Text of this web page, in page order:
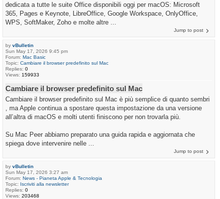
dedicata a tutte le suite Office disponibili oggi per macOS: Microsoft
365, Pages e Keynote, LibreOffice, Google Workspace, OnlyOffice,
WPS, SoftMaker, Zoho e molte altre ...
Jump to post
by vBulletin
Sun May 17, 2026 9:45 pm
Forum: Mac Basic
Topic: Cambiare il browser predefinito sul Mac
Replies: 0
Views: 159933
Cambiare il browser predefinito sul Mac
Cambiare il browser predefinito sul Mac è più semplice di quanto sembri
, ma Apple continua a spostare questa impostazione da una versione
all’altra di macOS e molti utenti finiscono per non trovarla più.
Su Mac Peer abbiamo preparato una guida rapida e aggiornata che
spiega dove intervenire nelle ...
Jump to post
by vBulletin
Sun May 17, 2026 3:27 am
Forum: News - Pianeta Apple & Tecnologia
Topic: Iscriviti alla newsletter
Replies: 0
Views: 203468